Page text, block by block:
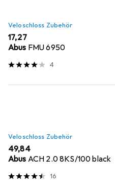
Veloschloss Zubehör
EUR
17,27
Abus FMU 6950
4
Veloschloss Zubehör
EUR
49,84
Abus ACH 2.0 8KS/100 black
16